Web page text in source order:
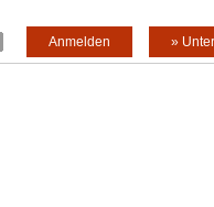
»
Anmelden